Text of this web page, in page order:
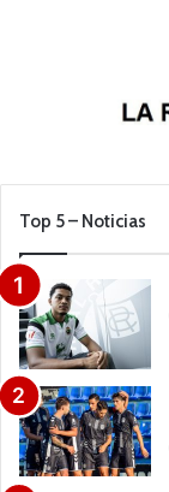
Top 5 – Noticias